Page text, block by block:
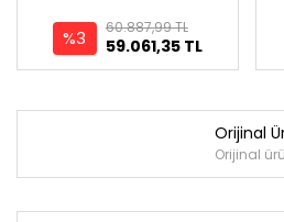
%3 59.061,35 TL
60.887,99 TL
Orijinal
Orijinal